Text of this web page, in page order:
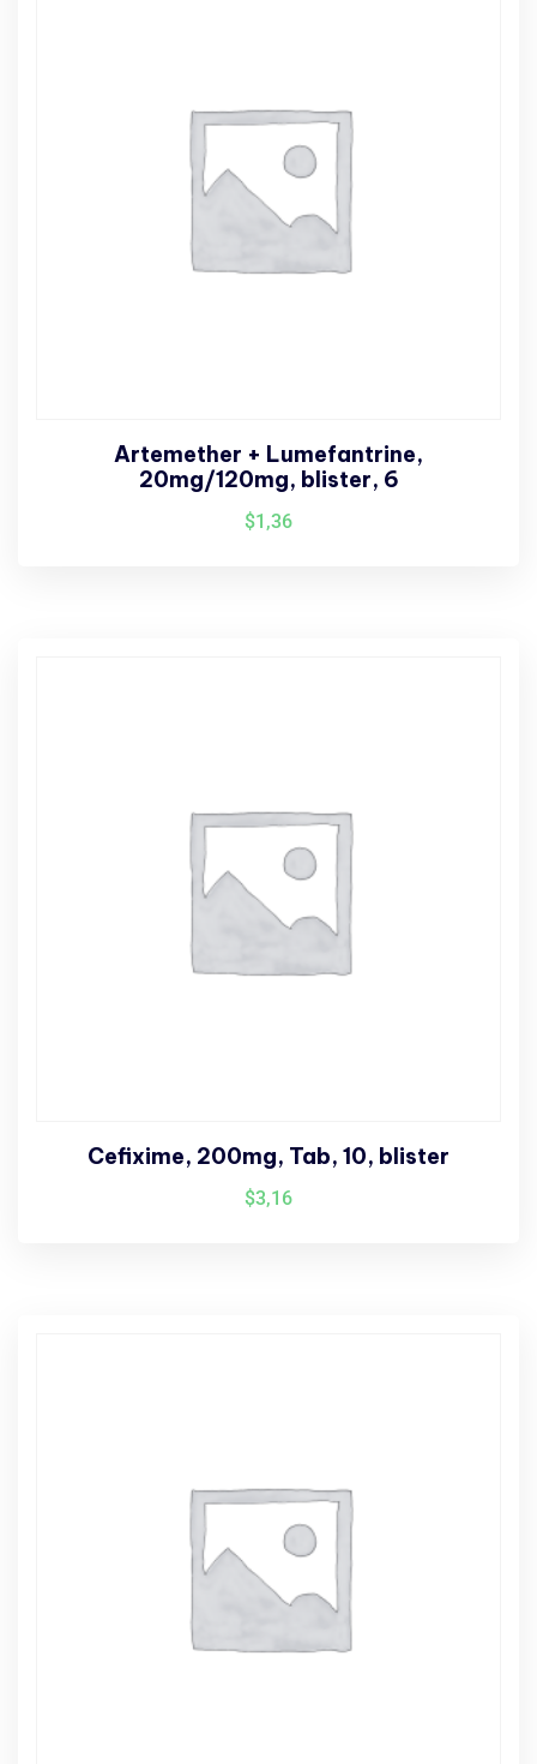
Artemether + Lumefantrine,
20mg/120mg, blister, 6
$1,36
Cefixime, 200mg, Tab, 10, blister
$3,16